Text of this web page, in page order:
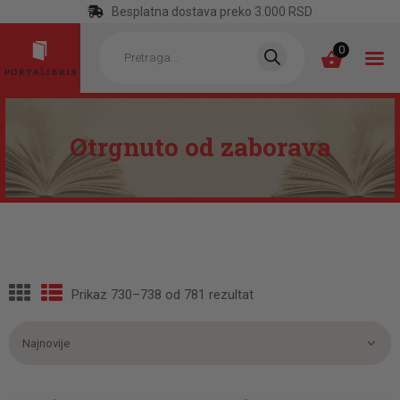
Besplatna dostava preko 3.000 RSD
search 0
Otrgnuto od zaborava
POČETNA
KATEGORIJE
OTRGNUTO OD
Prikaz 730–738 od 781 rezultat